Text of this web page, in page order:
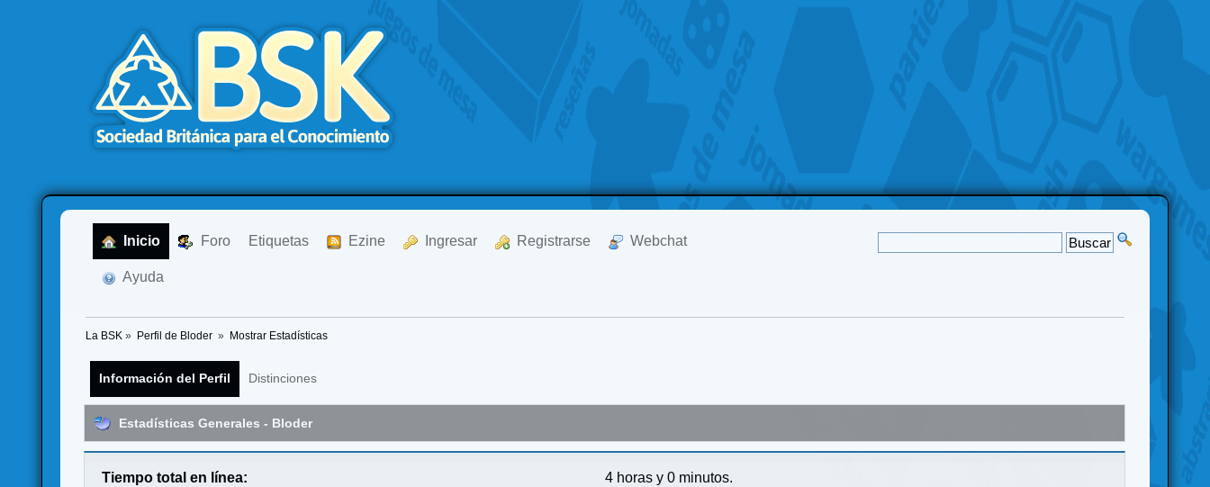
Inicio Foro Etiquetas Ezine Ingresar Registrarse Webchat
Ayuda
La BSK » Perfil de Bloder » Mostrar Estadísticas
Información del Perfil Distinciones
Estadísticas Generales - Bloder
Tiempo total en línea:
4 horas y 0 minutos.